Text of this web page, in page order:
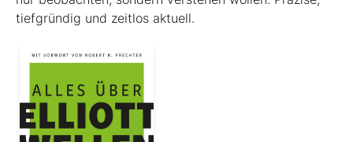
tiefgründig und zeitlos aktuell.